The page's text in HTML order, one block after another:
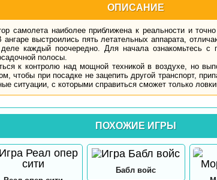
ОПИСАНИЕ
самолета наиболее приближена к реальности и
выстроились пять летательных аппарата,
каждый поочередно. Для начала ознакомьтесь с
полосы.
к контролю над мощной техникой в воздухе, но
чтобы при посадке не зацепить другой транспорт,
ситуации, с которыми справиться сможет только
ПОХОЖИЕ ИГРЫ
Бабл войс